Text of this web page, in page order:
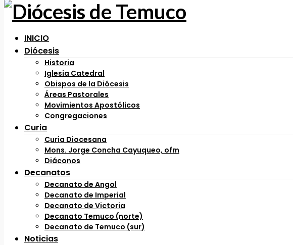
INICIO
Diócesis
Historia
Iglesia Catedral
Obispos de la Diócesis
Áreas Pastorales
Movimientos Apostólicos
Congregaciones
Curia
Curia Diocesana
Mons. Jorge Concha Cayuqueo, ofm
Diáconos
Decanatos
Decanato de Angol
Decanato de Imperial
Decanato de Victoria
Decanato Temuco (norte)
Decanato de Temuco (sur)
Noticias